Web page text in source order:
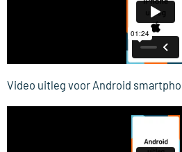
Video uitleg voor Android